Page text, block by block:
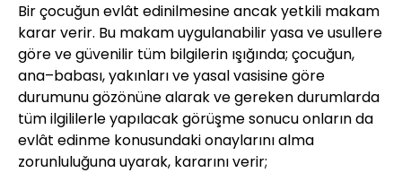
Bir çocuğun evlât edinilmesine ancak yetkili makam
karar verir. Bu makam uygulanabilir yasa ve usullere
göre ve güvenilir tüm bilgilerin ışığında; çocuğun,
ana–babası, yakınları ve yasal vasisine göre
durumunu gözönüne alarak ve gereken durumlarda
tüm ilgililerle yapılacak görüşme sonucu onların da
evlât edinme konusundaki onaylarını alma
zorunluluğuna uyarak, kararını verir;